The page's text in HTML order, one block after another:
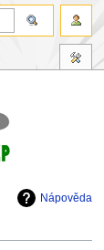
Nápověda